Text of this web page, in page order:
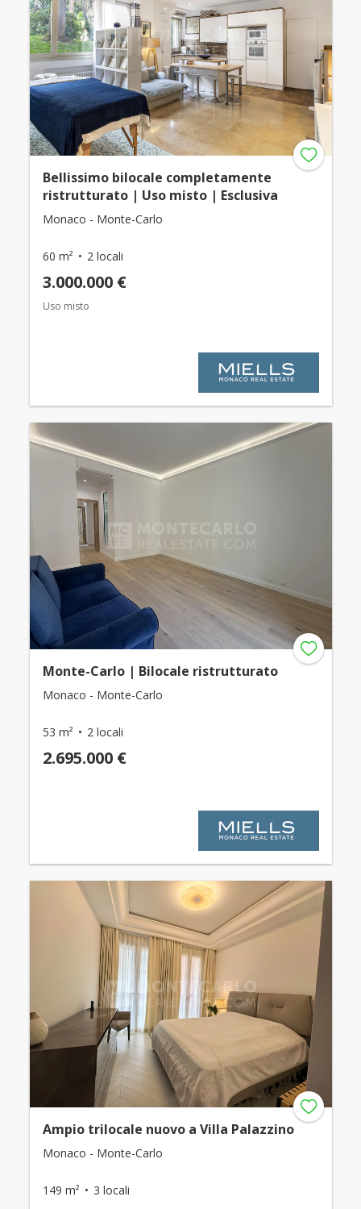
Bellissimo bilocale completamente
ristrutturato | Uso misto | Esclusiva
Monaco - Monte-Carlo
60 m² 2 locali
3.000.000 €
Uso misto
Monte-Carlo | Bilocale ristrutturato
Monaco - Monte-Carlo
53 m² 2 locali
2.695.000 €
Ampio trilocale nuovo a Villa Palazzino
Monaco - Monte-Carlo
149 m² 3 locali